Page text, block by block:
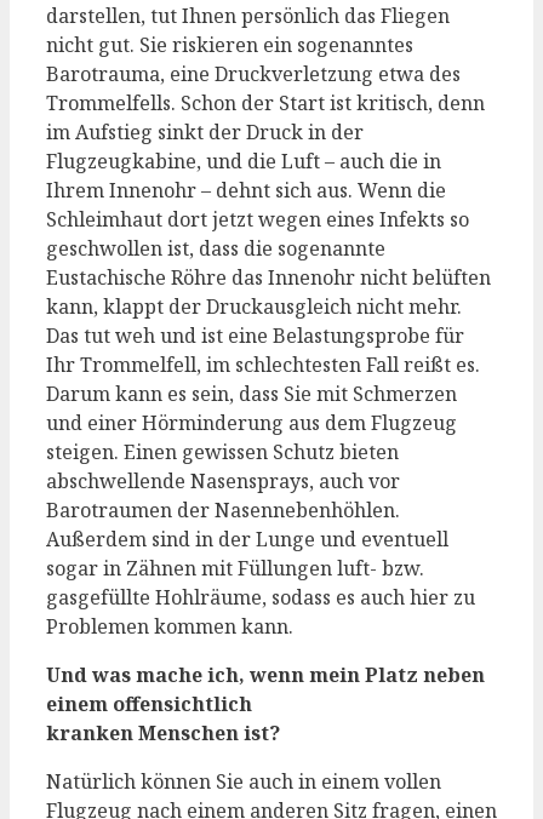
darstellen, tut Ihnen persönlich das Fliegen
nicht gut. Sie riskieren ein sogenanntes
Barotrauma, eine Druckverletzung etwa des
Trommelfells. Schon der Start ist kritisch, denn
im Aufstieg sinkt der Druck in der
Flugzeugkabine, und die Luft – auch die in
Ihrem Innenohr – dehnt sich aus. Wenn die
Schleimhaut dort jetzt wegen eines Infekts so
geschwollen ist, dass die sogenannte
Eustachische Röhre das Innenohr nicht belüften
kann, klappt der Druckausgleich nicht mehr.
Das tut weh und ist eine Belastungsprobe für
Ihr Trommelfell, im schlechtesten Fall reißt es.
Darum kann es sein, dass Sie mit Schmerzen
und einer Hörminderung aus dem Flugzeug
steigen. Einen gewissen Schutz bieten
abschwellende Nasensprays, auch vor
Barotraumen der Nasennebenhöhlen.
Außerdem sind in der Lunge und eventuell
sogar in Zähnen mit Füllungen luft- bzw.
gasgefüllte Hohlräume, sodass es auch hier zu
Problemen kommen kann.
Und was mache ich, wenn mein Platz neben
einem offensichtlich
kranken Menschen ist?
Natürlich können Sie auch in einem vollen
Flugzeug nach einem anderen Sitz fragen, einen